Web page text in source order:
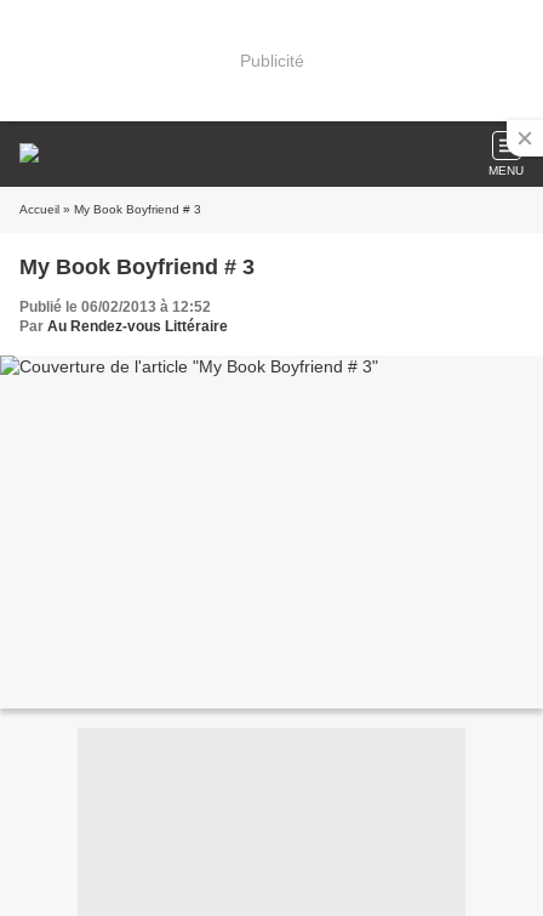
Publicité
MENU
Accueil » My Book Boyfriend # 3
My Book Boyfriend # 3
Publié le 06/02/2013 à 12:52
Par Au Rendez-vous Littéraire